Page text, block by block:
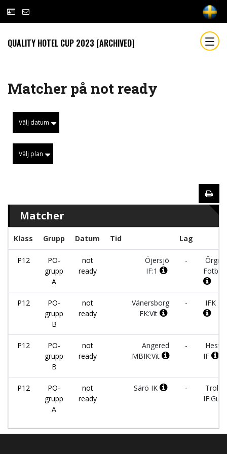
QUALITY HOTEL CUP 2023 [ARCHIVED]
Matcher på not ready
Välj datum
Välj plan
Matcher
Klass Grupp Datum Tid Lag
P12
PO-
grupp
A
not
ready
Öjersjö
IF:1
-
P12
PO-
grupp
B
not
ready
Vänersborg
FK:Vit
- IFK
P12
PO-
grupp
B
not
ready
Angered
MBIK:Vit
-
IF
P12
PO-
grupp
A
not
ready
Särö IK -
IF:Gul